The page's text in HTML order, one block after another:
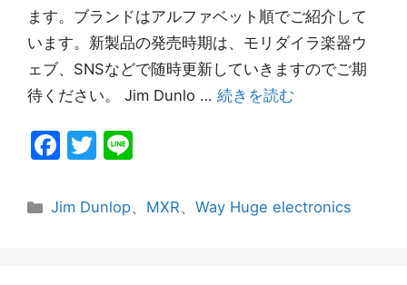
ます。ブランドはアルファベット順でご紹介して
います。新製品の発売時期は、モリダイラ楽器ウ
ェブ、SNSなどで随時更新していきますのでご期
待ください。 Jim Dunlo … 続きを読む
F
c
T
itt e
カ
Jim Dunlop、 MXR、Way Huge electronics